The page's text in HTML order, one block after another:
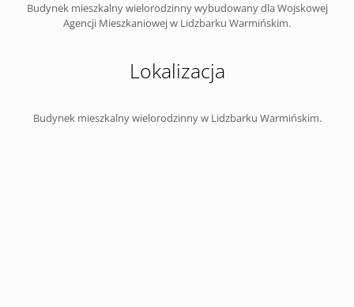
Budynek mieszkalny wielorodzinny wybudowany dla Wojskowej
Agencji Mieszkaniowej w Lidzbarku Warmińskim.
Lokalizacja
Budynek mieszkalny wielorodzinny w Lidzbarku Warmińskim.